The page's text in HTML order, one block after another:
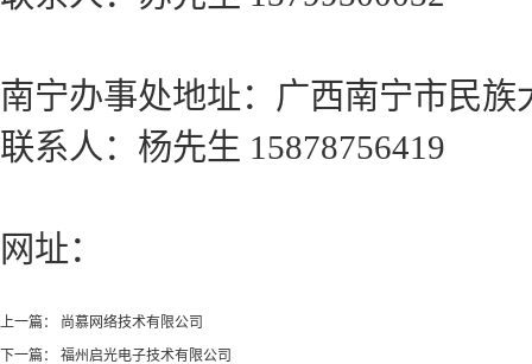
南宁办事处地址：广西南宁市民族
联系人：杨先生 15878756419
网址：
上一篇：
尚慕网络技术有限公司
下一篇：
福州启光电子技术有限公司